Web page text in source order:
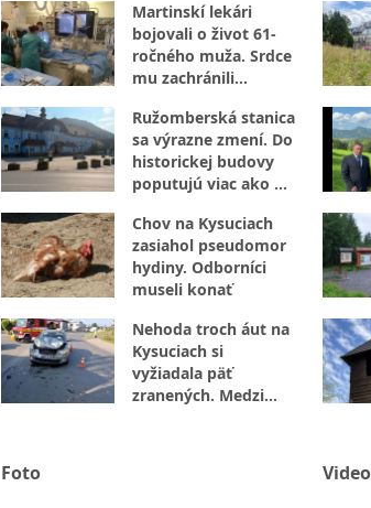
Martinskí lekári
bojovali o život 61-
ročného muža. Srdce
mu zachránili
špičkových metód
Ružomberská stanica
sa výrazne zmení. Do
historickej budovy
poputujú viac ako 2
Chov na Kysuciach
zasiahol pseudomor
hydiny. Odborníci
museli konať
Nehoda troch áut na
Kysuciach si
vyžiadala päť
zranených. Medzi
Foto Video